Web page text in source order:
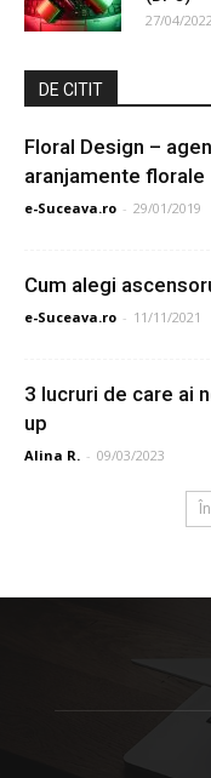
27/04/2022
DE CITIT
Floral Design –
aranjamente florale
e-Suceava.ro - 29/01/2019
Cum alegi
e-Suceava.ro - 11/11/2021
3 lucruri de care ai
up
Alina R. - 09/03/2023